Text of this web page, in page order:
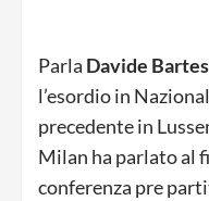
Parla Davide
l’esordio in
precedente in
Milan ha parlato al
conferenza pre